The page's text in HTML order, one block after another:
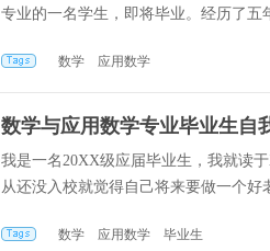
专业的一名学生，即将毕业。经历了
数学 应用数学
数学与应用数学专业毕业生自
我是一名20XX级应届毕业生，我就读
从还没入校就觉得自己将来要做一个
数学 应用数学 毕业生